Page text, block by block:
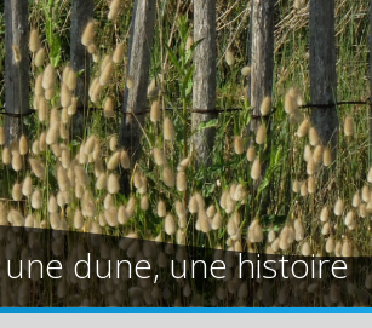
dune, une histoire